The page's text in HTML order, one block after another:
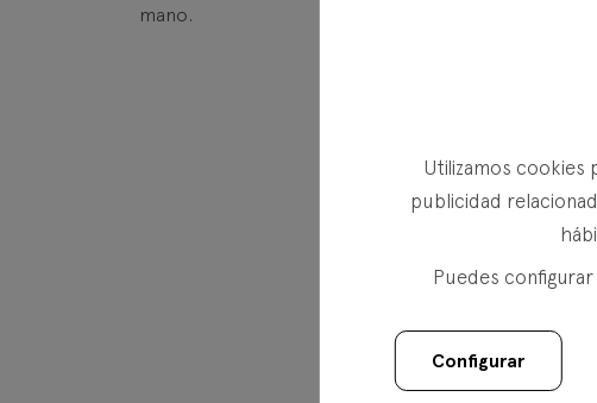
mano.
Utilizamos
publicidad
Puedes
Configurar